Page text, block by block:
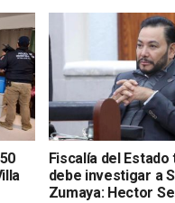
Fiscalía del Estado
debe investigar a
Zumaya: Hector